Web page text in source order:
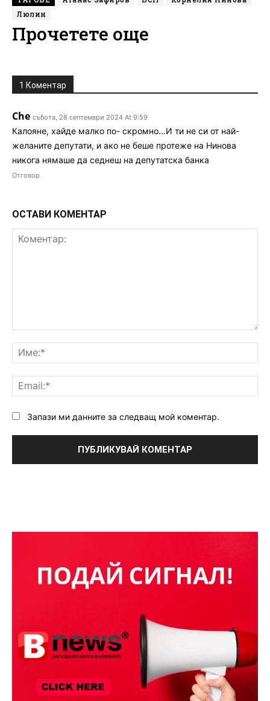
Люлин
Прочетете още
1 Коментар
Che събота, 28 септември 2024 At 9:59
Калояне, хайде малко по- скромно…И ти не си от най-
желаните депутати, и ако не беше протеже на Нинова
никога нямаше да седнеш на депутатска банка
Отговор
ОСТАВИ КОМЕНТАР
Запази ми данните за следващ мой коментар.